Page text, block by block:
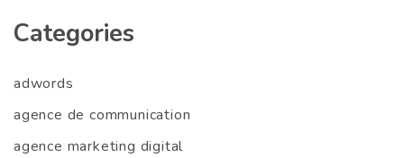
Categories
adwords
agence de communication
agence marketing digital